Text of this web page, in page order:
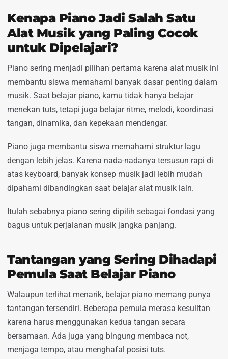
Kenapa Piano Jadi Salah Satu
Alat Musik yang Paling Cocok
untuk Dipelajari?
Piano sering menjadi pilihan pertama karena alat musik ini
membantu siswa memahami banyak dasar penting dalam
musik. Saat belajar piano, kamu tidak hanya belajar
menekan tuts, tetapi juga belajar ritme, melodi, koordinasi
tangan, dinamika, dan kepekaan mendengar.
Piano juga membantu siswa memahami struktur lagu
dengan lebih jelas. Karena nada-nadanya tersusun rapi di
atas keyboard, banyak konsep musik jadi lebih mudah
dipahami dibandingkan saat belajar alat musik lain.
Itulah sebabnya piano sering dipilih sebagai fondasi yang
bagus untuk perjalanan musik jangka panjang.
Tantangan yang Sering Dihadapi
Pemula Saat Belajar Piano
Walaupun terlihat menarik, belajar piano memang punya
tantangan tersendiri. Beberapa pemula merasa kesulitan
karena harus menggunakan kedua tangan secara
bersamaan. Ada juga yang bingung membaca not,
menjaga tempo, atau menghafal posisi tuts.